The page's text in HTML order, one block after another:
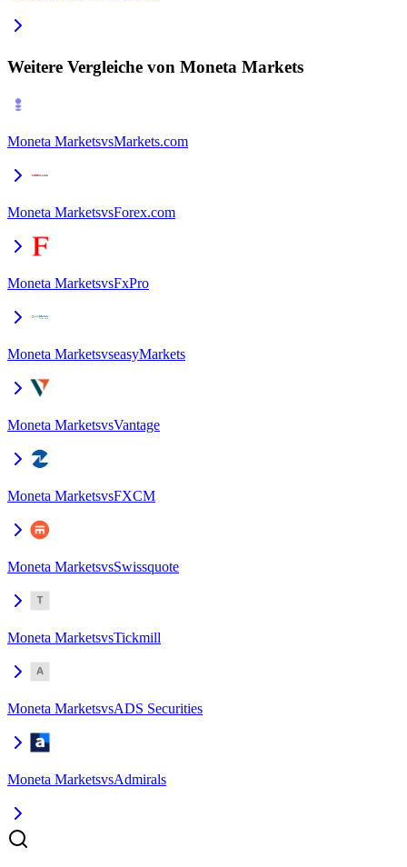
Weitere Vergleiche von Moneta Markets
Moneta MarketsvsMarkets.com
Moneta MarketsvsForex.com
Moneta MarketsvsFxPro
Moneta MarketsvseasyMarkets
Moneta MarketsvsVantage
Moneta MarketsvsFXCM
Moneta MarketsvsSwissquote
Moneta MarketsvsTickmill
Moneta MarketsvsADS Securities
Moneta MarketsvsAdmirals